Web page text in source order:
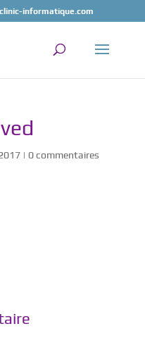
informatique.com
| 0 commentaires